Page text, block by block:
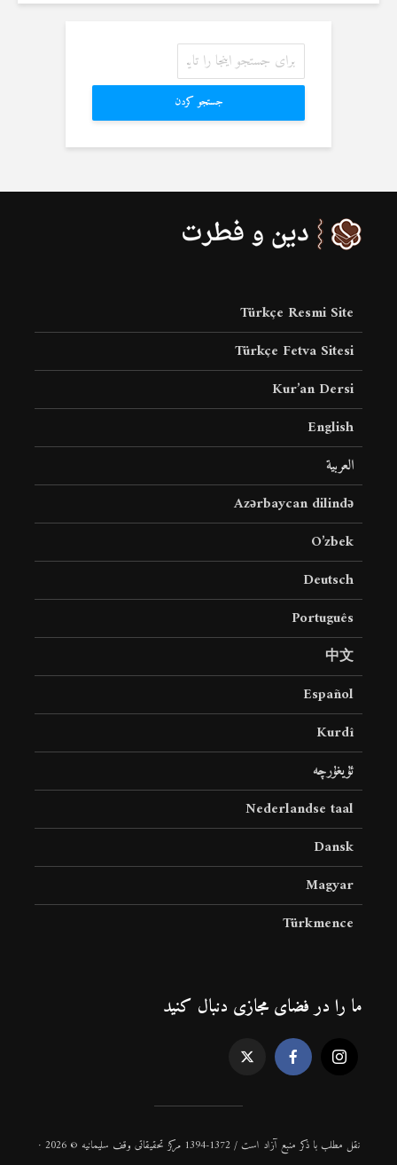
جستجو کردن
Türkçe Resmi Site
Türkçe Fetva Sitesi
Kur’an Dersi
English
العربية
Azərbaycan dilində
O’zbek
Deutsch
Português
中文
Español
Kurdî
ئۇيغۇرچە
Nederlandse taal
Dansk
Magyar
Türkmence
ما را در فضای مجازی دنبال کنید
نقل مطلب با ذكر منبع آزاد است / 1372-1394 مركز تحقیقاتی وقف سلیمانیه © 2026 ·